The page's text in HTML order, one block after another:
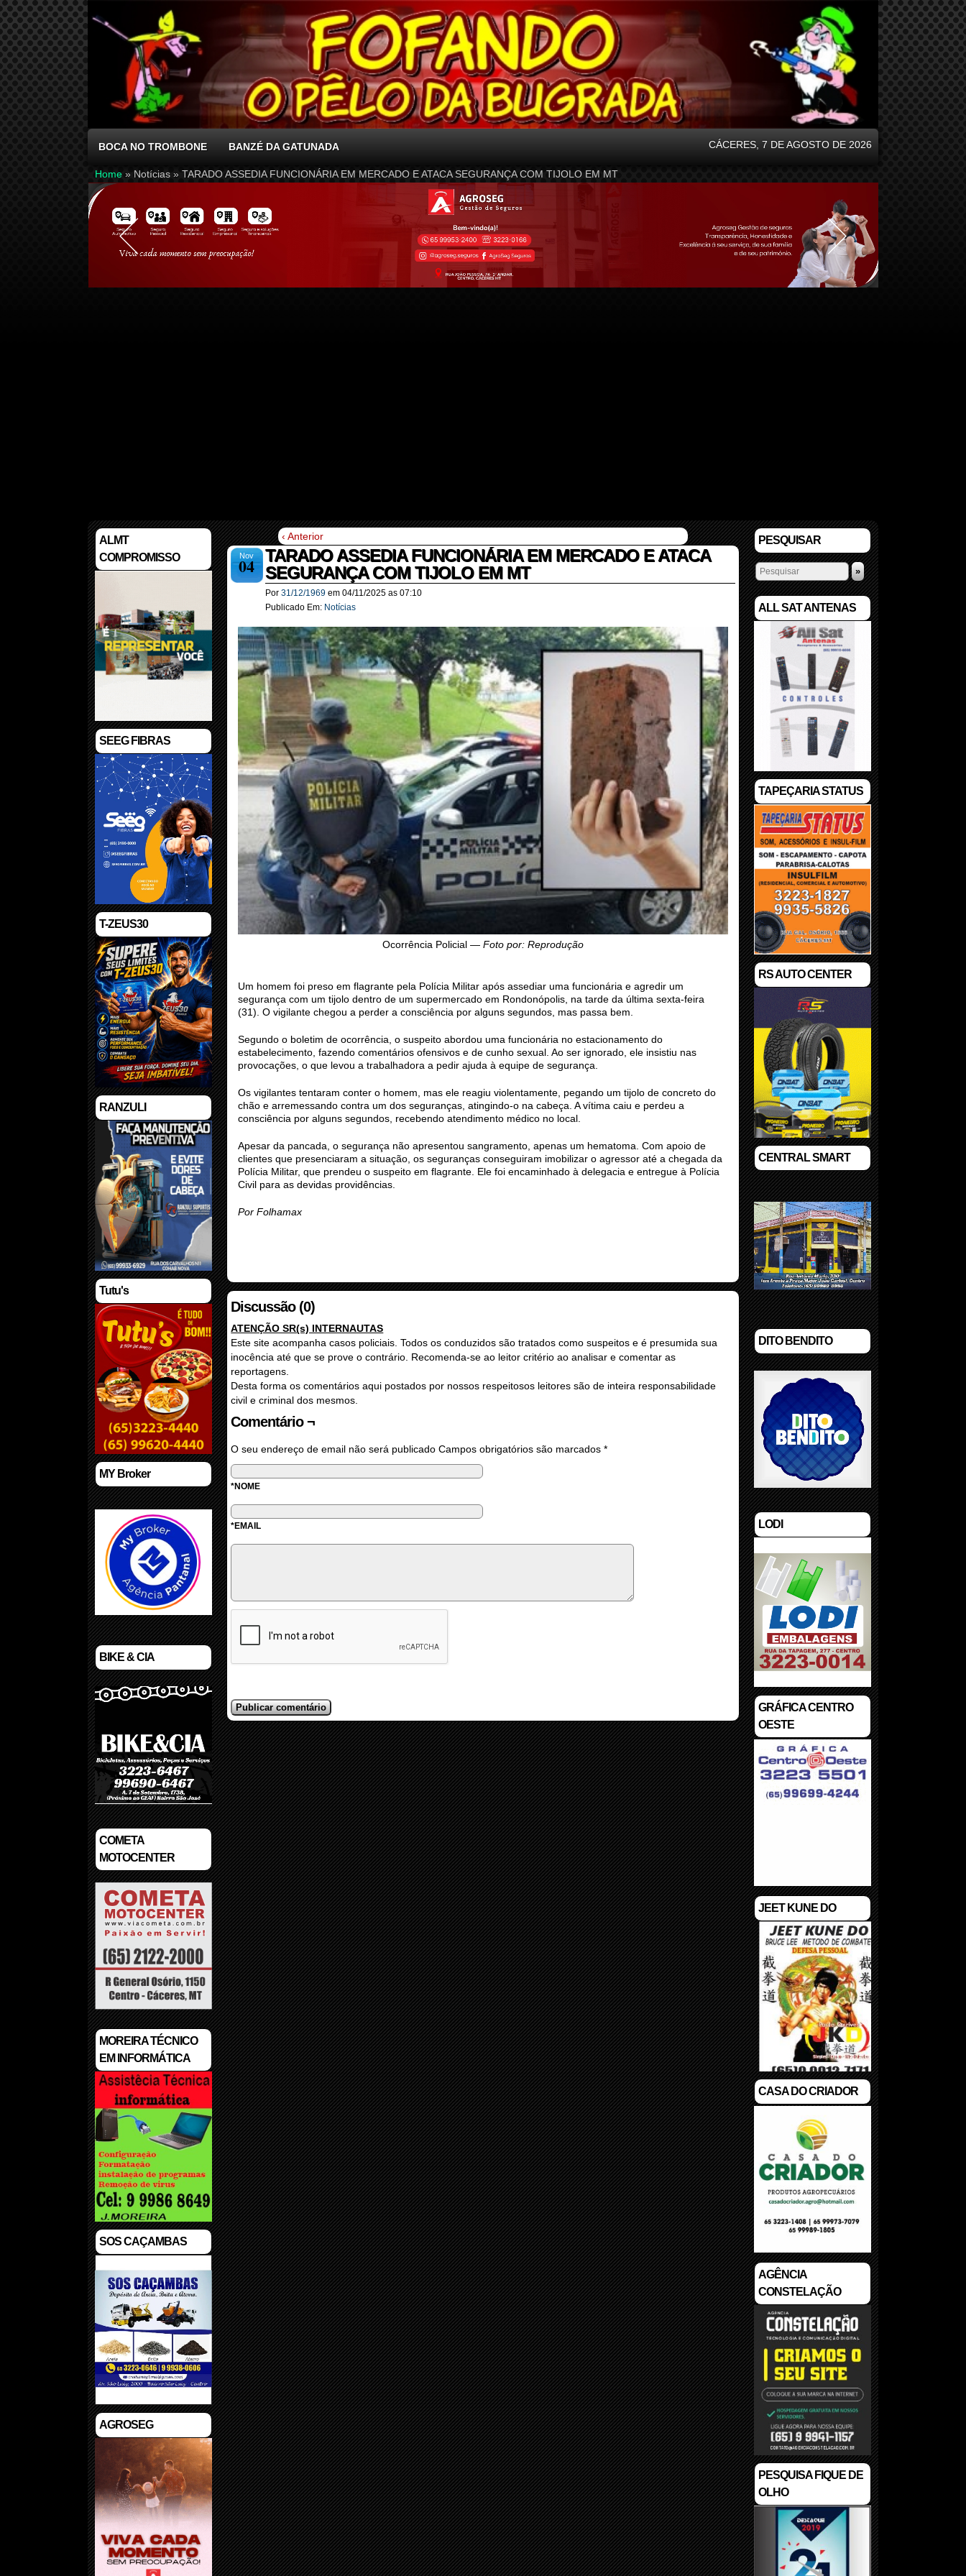
BOCA NO TROMBONE BANZÉ DA GATUNADA CÁCERES, 7 DE AGOSTO DE 2026
Home » Notícias » TARADO ASSEDIA FUNCIONÁRIA EM MERCADO E ATACA SEGURANÇA COM TIJOLO EM MT
ALMT
COMPROMISSO
SEEG FIBRAS
T-ZEUS30
RANZULI
Tutu's
MY Broker
BIKE & CIA
COMETA
MOTOCENTER
MOREIRA TÉCNICO
EM INFORMÁTICA
SOS CAÇAMBAS
AGROSEG
‹ Anterior
Nov
04 TARADO ASSEDIA FUNCIONÁRIA EM MERCADO E ATACA
SEGURANÇA COM TIJOLO EM MT
Por31/12/1969 em04/11/2025 as07:10
Publicado Em: Notícias
Ocorrência Policial — Foto por: Reprodução
Um homem foi preso em flagrante pela Polícia Militar após assediar uma funcionária e agredir um
segurança com um tijolo dentro de um supermercado em Rondonópolis, na tarde da última sexta-feira
(31). O vigilante chegou a perder a consciência por alguns segundos, mas passa bem.
Segundo o boletim de ocorrência, o suspeito abordou uma funcionária no estacionamento do
estabelecimento, fazendo comentários ofensivos e de cunho sexual. Ao ser ignorado, ele insistiu nas
provocações, o que levou a trabalhadora a pedir ajuda à equipe de segurança.
Os vigilantes tentaram conter o homem, mas ele reagiu violentamente, pegando um tijolo de concreto do
chão e arremessando contra um dos seguranças, atingindo-o na cabeça. A vítima caiu e perdeu a
consciência por alguns segundos, recebendo atendimento médico no local.
Apesar da pancada, o segurança não apresentou sangramento, apenas um hematoma. Com apoio de
clientes que presenciaram a situação, os seguranças conseguiram imobilizar o agressor até a chegada da
Polícia Militar, que prendeu o suspeito em flagrante. Ele foi encaminhado à delegacia e entregue à Polícia
Civil para as devidas providências.
Por Folhamax
Discussão (0)
ATENÇÃO SR(s) INTERNAUTAS
Este site acompanha casos policiais. Todos os conduzidos são tratados como suspeitos e é presumida sua
inocência até que se prove o contrário. Recomenda-se ao leitor critério ao analisar e comentar as
reportagens.
Desta forma os comentários aqui postados por nossos respeitosos leitores são de inteira responsabilidade
civil e criminal dos mesmos.
Comentário ¬
O seu endereço de email não será publicado Campos obrigatórios são marcados*
*NOME
*EMAIL
PESQUISAR
»
ALL SAT ANTENAS
TAPEÇARIA STATUS
RS AUTO CENTER
CENTRAL SMART
DITO BENDITO
LODI
GRÁFICA CENTRO
OESTE
JEET KUNE DO
CASA DO CRIADOR
AGÊNCIA
CONSTELAÇÃO
PESQUISA FIQUE DE
OLHO